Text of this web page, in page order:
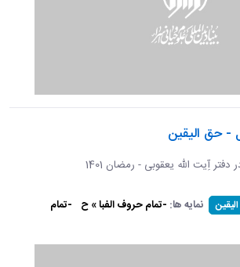
- حق الیقین
دفتر آِیت الله یعقوبی - رمضان 1401
نمایه ها: -تمام حروف الفبا » ح -تمام